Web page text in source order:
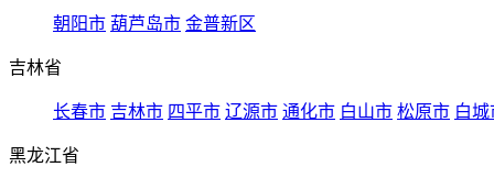
朝阳市 葫芦岛市 金普新区
吉林省
长春市 吉林市 四平市 辽源市 通化市 白山市 松原市 白城
黑龙江省